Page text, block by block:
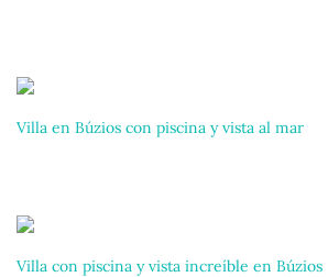
Villa en Búzios con piscina y vista al mar
Villa con piscina y vista increíble en Búzios